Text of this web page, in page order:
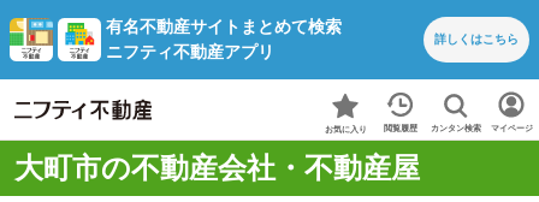
有名不動産サイトまとめて検索
ニフティ不動産アプリ
詳しくはこちら
お気に入り 閲覧履歴 カンタン検索 マイページ
大町市の不動産会社・不動産屋